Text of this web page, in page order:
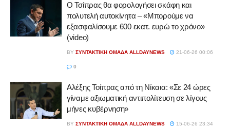
Ο Τσίπρας θα φορολογήσει σκάφη και
πολυτελή αυτοκίνητα – «Μπορούμε να
εξασφαλίσουμε 600 εκατ. ευρώ το χρόνο»
(video)
BY ΣΥΝΤΑΚΤΙΚΉ ΟΜΆΔΑ ALLDAYNEWS 21-06-26 00:06
0
Αλέξης Τσίπρας από τη Νίκαια: «Σε 24 ώρες
γίναμε αξιωματική αντιπολίτευση σε λίγους
μήνες κυβέρνηση»
BY ΣΥΝΤΑΚΤΙΚΉ ΟΜΆΔΑ ALLDAYNEWS 15-06-26 23:34